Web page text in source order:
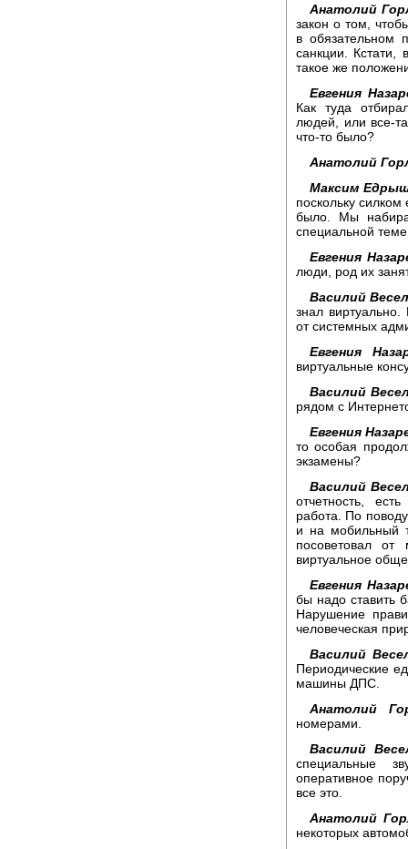
Анатолий
закон о том,
в обязательном
санкции. Кстати,
такое же
Евгения
Как туда
людей, или все-
что-то было?
Анатолий
Максим
поскольку силком
было. Мы
специальной
Евгения
люди, род их
Василий
знал
от системных
Евгения
виртуальные
Василий
рядом с
Евгения
то особая
экзамены?
Василий
отчетность,
работа. По
и на мобильный
посоветовал
виртуальное
Евгения
бы надо ставить
Нарушение
человеческая
Василий
Периодические
машины ДПС.
Анатолий
номерами.
Василий
специальные
оперативное
все это.
Анатолий
некоторых